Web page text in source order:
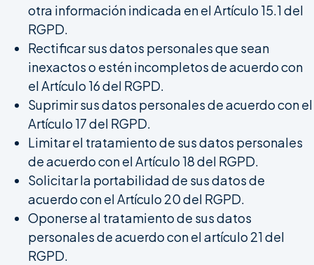
otra información indicada en el Artículo 15.1 del
RGPD.
Rectificar sus datos personales que sean
inexactos o estén incompletos de acuerdo con
el Artículo 16 del RGPD.
Suprimir sus datos personales de acuerdo con el
Artículo 17 del RGPD.
Limitar el tratamiento de sus datos personales
de acuerdo con el Artículo 18 del RGPD.
Solicitar la portabilidad de sus datos de
acuerdo con el Artículo 20 del RGPD.
Oponerse al tratamiento de sus datos
personales de acuerdo con el artículo 21 del
RGPD.